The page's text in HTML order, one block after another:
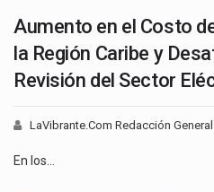
Aumento en el Costo
la Región Caribe y
Revisión del Sector
LaVibrante.Com Redacción General
En los…